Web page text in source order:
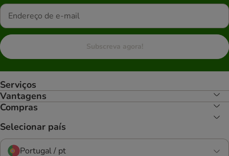
Subscreva agora!
Serviços
Vantagens
Compras
Selecionar país
Portugal / pt